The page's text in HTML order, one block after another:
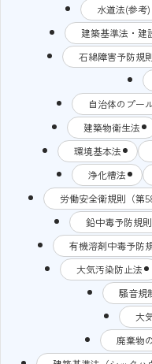
水道法(参考)
建築基準法・建
石綿障害予防規
自治体のプー
建築物衛生法
環境基本法
浄化槽法
労働安全衛規則（第
鉛中毒予防規則
有機溶剤中毒予防
大気汚染防止法
騒音規
大
廃棄物